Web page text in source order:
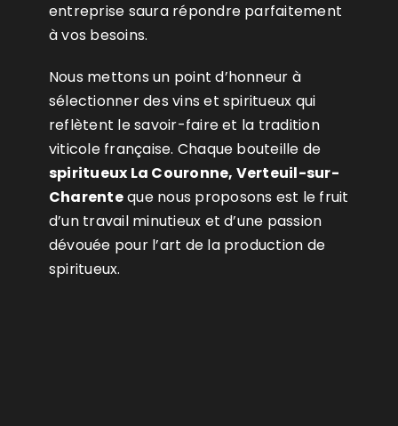
entreprise saura répondre parfaitement
à vos besoins.
Nous mettons un point d’honneur à
sélectionner des vins et spiritueux qui
reflètent le savoir-faire et la tradition
viticole française. Chaque bouteille de
spiritueux La Couronne, Verteuil-sur-
Charenteque nous proposons est le fruit
d’un travail minutieux et d’une passion
dévouée pour l’art de la production de
spiritueux.